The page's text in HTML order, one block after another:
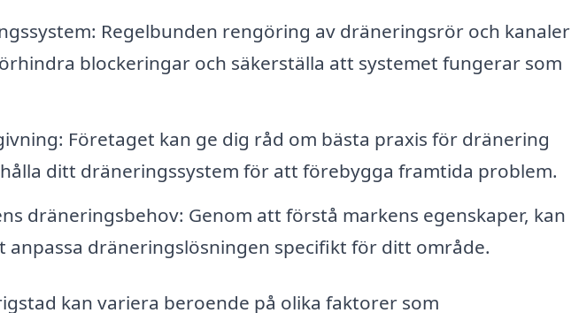
Regelbunden rengöring av dräneringsrör och kanaler
blockeringar och säkerställa att systemet fungerar som
Företaget kan ge dig råd om bästa praxis för dränering
ditt dräneringssystem för att förebygga framtida problem.
dräneringsbehov: Genom att förstå markens egenskaper, kan
dräneringslösningen specifikt för ditt område.
kan variera beroende på olika faktorer som